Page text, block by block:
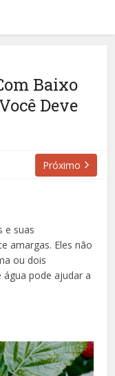
Baixo
Deve
Próximo
e suas
amargas. Eles não
ou dois
pode ajudar a